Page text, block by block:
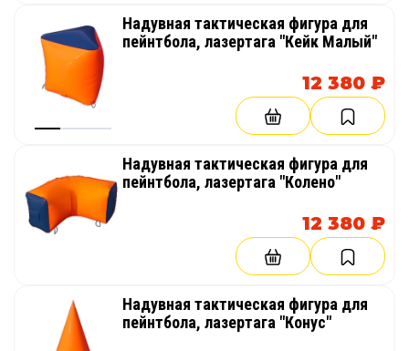
Надувная тактическая фигура для
пейнтбола, лазертага "Кейк Малый"
12 380 ₽
Надувная тактическая фигура для
пейнтбола, лазертага "Колено"
12 380 ₽
Надувная тактическая фигура для
пейнтбола, лазертага "Конус"